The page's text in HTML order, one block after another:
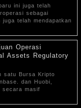
ini juga telah
sebagai
telah mendapatkan
Operasi
Assets Regulatory
satu Bursa Kripto
dan Huobi,
secara masif